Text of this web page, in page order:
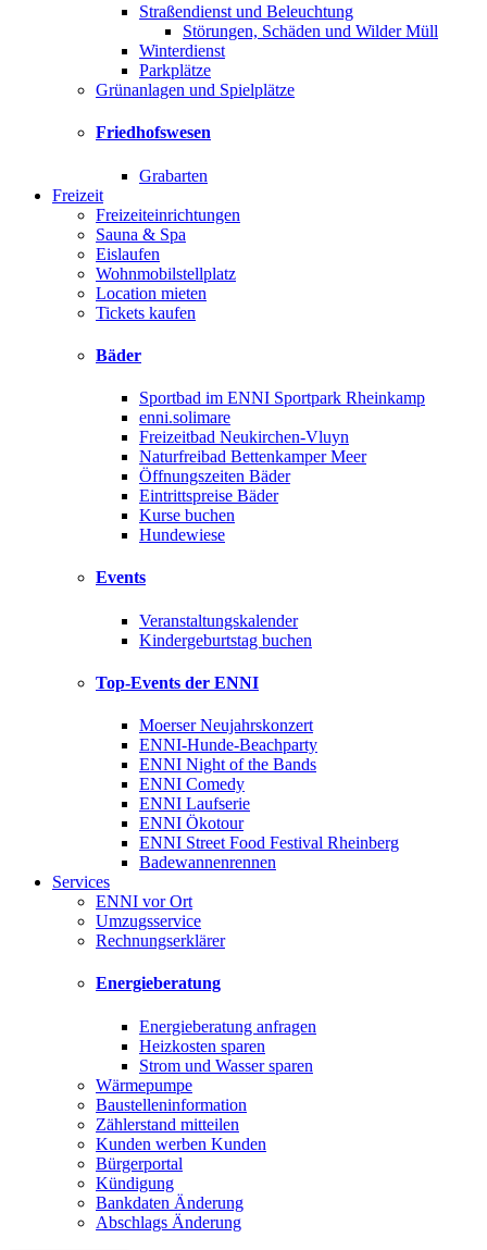
Straßendienst und Beleuchtung
Störungen, Schäden und Wilder Müll
Winterdienst
Parkplätze
Grünanlagen und Spielplätze
Friedhofswesen
Grabarten
Freizeit
Freizeiteinrichtungen
Sauna & Spa
Eislaufen
Wohnmobilstellplatz
Location mieten
Tickets kaufen
Bäder
Sportbad im ENNI Sportpark Rheinkamp
enni.solimare
Freizeitbad Neukirchen-Vluyn
Naturfreibad Bettenkamper Meer
Öffnungszeiten Bäder
Eintrittspreise Bäder
Kurse buchen
Hundewiese
Events
Veranstaltungskalender
Kindergeburtstag buchen
Top-Events der ENNI
Moerser Neujahrskonzert
ENNI-Hunde-Beachparty
ENNI Night of the Bands
ENNI Comedy
ENNI Laufserie
ENNI Ökotour
ENNI Street Food Festival Rheinberg
Badewannenrennen
Services
ENNI vor Ort
Umzugsservice
Rechnungserklärer
Energieberatung
Energieberatung anfragen
Heizkosten sparen
Strom und Wasser sparen
Wärmepumpe
Baustelleninformation
Zählerstand mitteilen
Kunden werben Kunden
Bürgerportal
Kündigung
Bankdaten Änderung
Abschlags Änderung